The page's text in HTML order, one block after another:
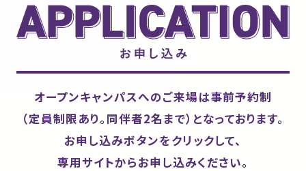
オープンキャンパスへのご来場は事前予約制
（定員制限あり。同伴者2名まで）となっております。
お申し込みボタンをクリックして、
専用サイトからお申し込みください。